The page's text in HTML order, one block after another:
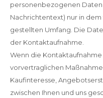
personenbezogenen Daten
Nachrichtentext) nur in dem
gestellten Umfang. Die
der Kontaktaufnahme.
Wenn die
vorvertraglichen
Kaufinteresse,
zwischen Ihnen und uns